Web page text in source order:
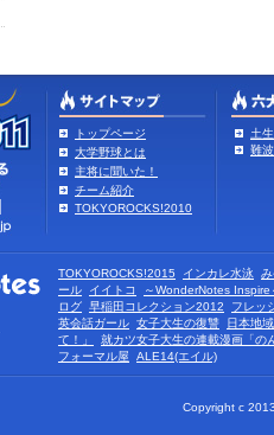
トップページ
大学野球とは
主将に聞いた！
チーム紹介
TOKYOROCKS!2010
土
難
TOKYOROCKS!2015 インカレ水泳
ール
イイトコ
～WonderNotes Inspire
ログ 早稲田コレクション2012
フレッ
英会話ガール 女子大生の復讐
日本地
て！」
就カツ女子大生の連載漫画「の
フォーマル屋
ALE14(エイル)
Copyright c